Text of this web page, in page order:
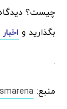
چیست؟ دیدگاه
بگذارید و
.
منبع: